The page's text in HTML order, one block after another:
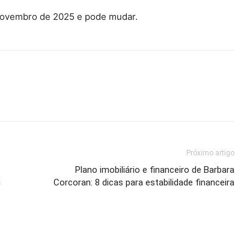
de 2025 e pode mudar.
Próximo artigo
Plano imobiliário e financeiro de Barbara
Corcoran: 8 dicas para estabilidade financeira